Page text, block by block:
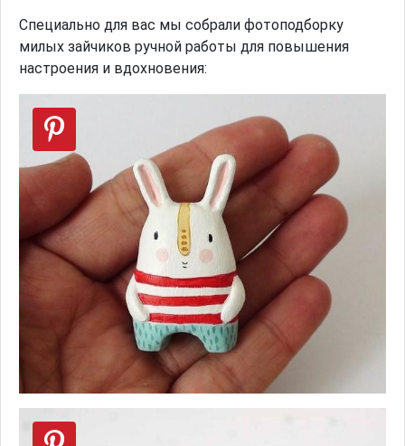
Специально для вас мы собрали фотоподборку
милых зайчиков ручной работы для повышения
настроения и вдохновения: